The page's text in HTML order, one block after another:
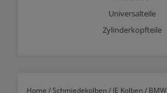
Universalteile
Zylinderkopfteile
Home /Schmiedekolben/ JE Kolben/ BMW